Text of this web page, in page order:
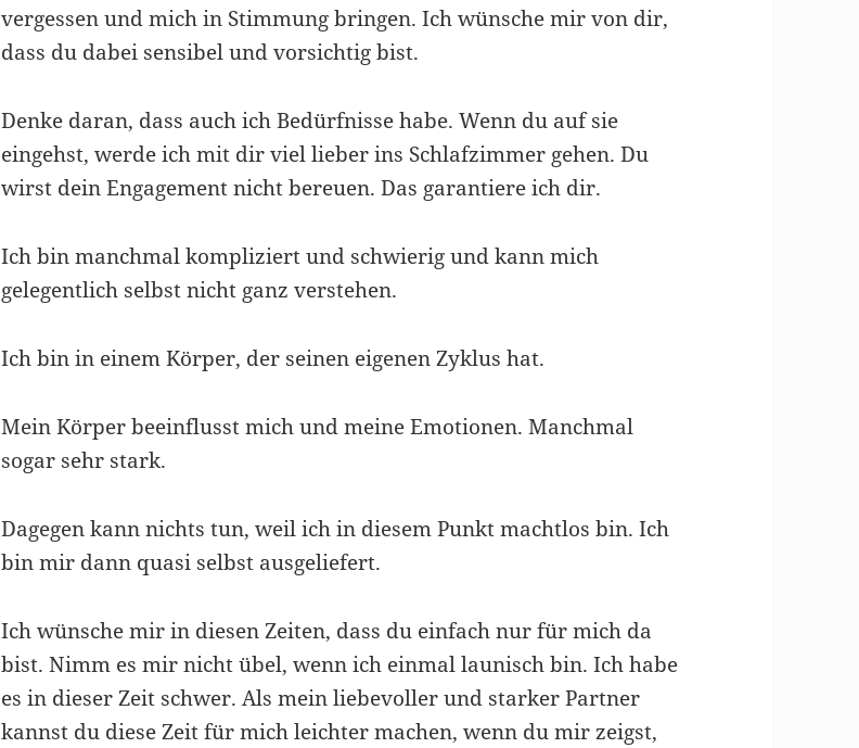
vergessen und mich in Stimmung bringen. Ich wünsche mir von dir,
dass du dabei sensibel und vorsichtig bist.
Denke daran, dass auch ich Bedürfnisse habe. Wenn du auf sie
eingehst, werde ich mit dir viel lieber ins Schlafzimmer gehen. Du
wirst dein Engagement nicht bereuen. Das garantiere ich dir.
Ich bin manchmal kompliziert und schwierig und kann mich
gelegentlich selbst nicht ganz verstehen.
Ich bin in einem Körper, der seinen eigenen Zyklus hat.
Mein Körper beeinflusst mich und meine Emotionen. Manchmal
sogar sehr stark.
Dagegen kann nichts tun, weil ich in diesem Punkt machtlos bin. Ich
bin mir dann quasi selbst ausgeliefert.
Ich wünsche mir in diesen Zeiten, dass du einfach nur für mich da
bist. Nimm es mir nicht übel, wenn ich einmal launisch bin. Ich habe
es in dieser Zeit schwer. Als mein liebevoller und starker Partner
kannst du diese Zeit für mich leichter machen, wenn du mir zeigst,